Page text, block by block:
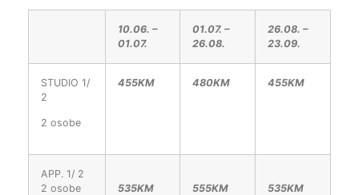
10.06. –
01.07.
01.07. –
26.08.
26.08. –
23.09.
STUDIO 1/
2
2 osobe
455KM 480KM 455KM
APP. 1/ 2
2 osobe
535KM 555KM 535KM